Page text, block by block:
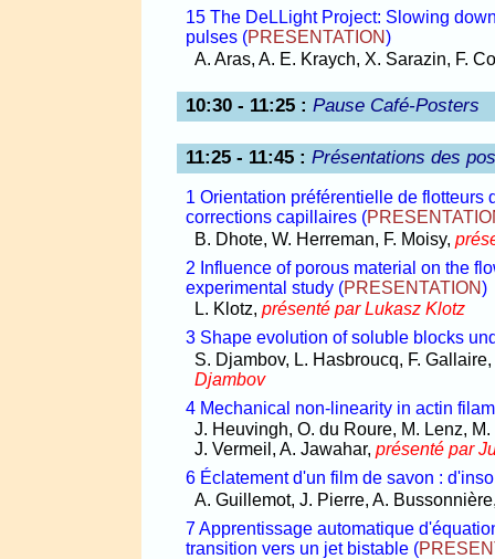
15 The DeLLight Project: Slowing
pulses (PRESENTATION)
A. Aras, A. E. Kraych, X. Sarazin, F.
10:30 - 11:25 :Pause Café­-Posters
11:25 - 11:45 :Présentations des
1 Orientation préférentielle de flotteurs
corrections capillaires (
B. Dhote, W. Herreman, F. Moisy,
2 Influence of porous material on the
experimental study (PRESENTATION)
L. Klotz, présenté par Lukasz Klotz
3 Shape evolution of soluble blocks
S. Djambov, L. Hasbroucq, F.
Djambov
4 Mechanical non-linearity in actin
J. Heuvingh, O. du Roure, M. Lenz,
J. Vermeil, A. Jawahar, présenté par
6 Éclatement d'un film de savon :
A. Guillemot, J. Pierre, A.
7 Apprentissage automatique
transition vers un jet bistable (